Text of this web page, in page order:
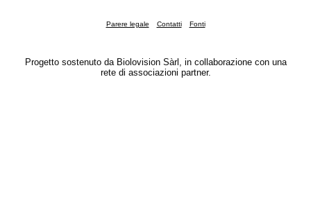
Parere legale Contatti Fonti
Progetto sostenuto da Biolovision Sàrl, in collaborazione con una
rete di associazioni partner.